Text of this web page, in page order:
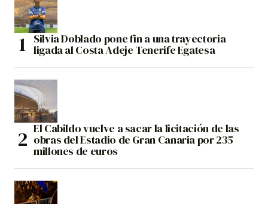
Silvia Doblado pone fin a una trayectoria
ligada al Costa Adeje Tenerife Egatesa
El Cabildo vuelve a sacar la licitación de las
obras del Estadio de Gran Canaria por 235
millones de euros